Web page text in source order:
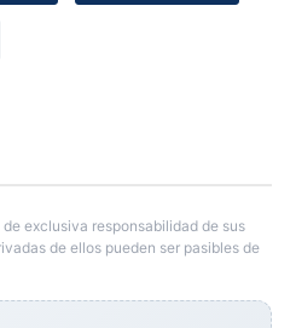
exclusiva responsabilidad de sus
de ellos pueden ser pasibles de